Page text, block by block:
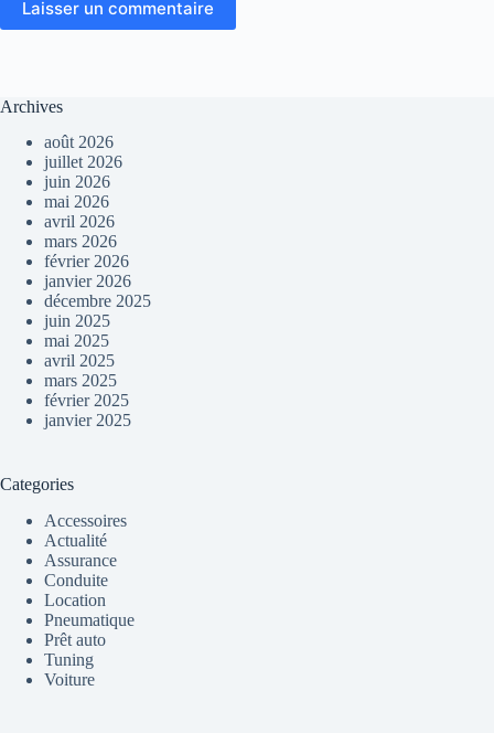
Laisser un commentaire
Archives
août 2026
juillet 2026
juin 2026
mai 2026
avril 2026
mars 2026
février 2026
janvier 2026
décembre 2025
juin 2025
mai 2025
avril 2025
mars 2025
février 2025
janvier 2025
Categories
Accessoires
Actualité
Assurance
Conduite
Location
Pneumatique
Prêt auto
Tuning
Voiture